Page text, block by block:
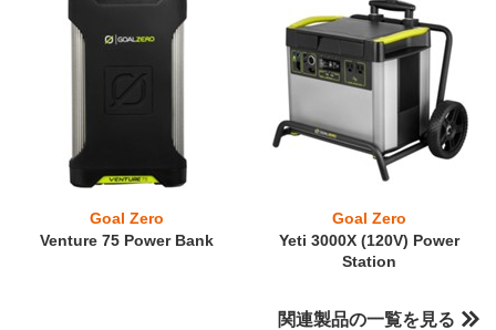
Goal Zero
Venture 75 Power Bank
Goal Zero
Yeti 3000X (120V) Power
Station
関連製品の一覧を見る